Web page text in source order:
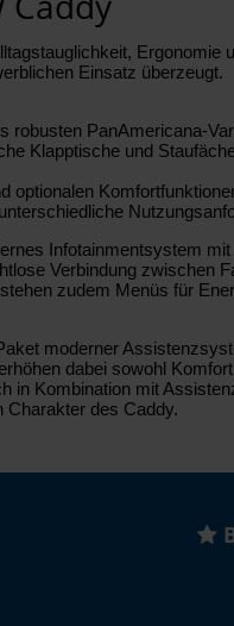
Einsatz überzeugt.
robusten PanAmericana-
Klapptische und
Infotainmentsystem
Verbindung
zudem Menüs für
moderner
dabei sowohl
in Kombination mit
Charakter des Caddy.